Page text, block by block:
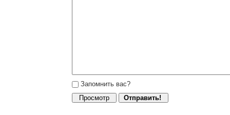
Запомнить вас?